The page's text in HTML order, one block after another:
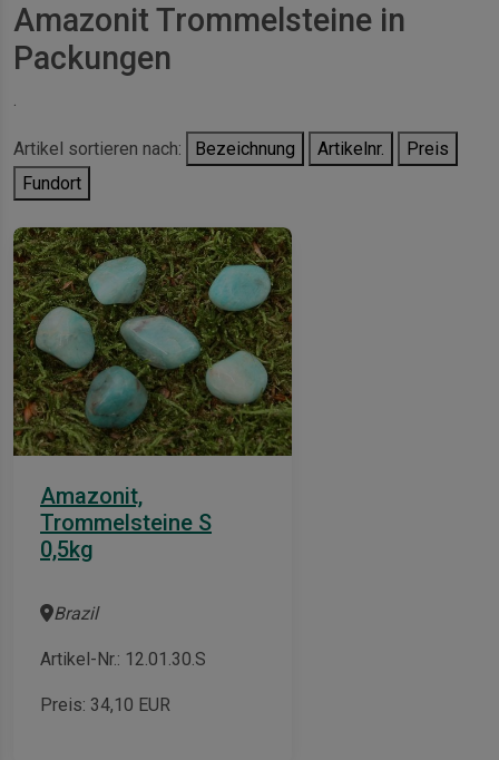
Amazonit Trommelsteine in
Packungen
.
Artikel sortieren nach: Bezeichnung Artikelnr.
Preis
Fundort
Amazonit,
Trommelsteine S
0,5kg
Brazil
Artikel-Nr.: 12.01.30.S
Preis: 34,10 EUR